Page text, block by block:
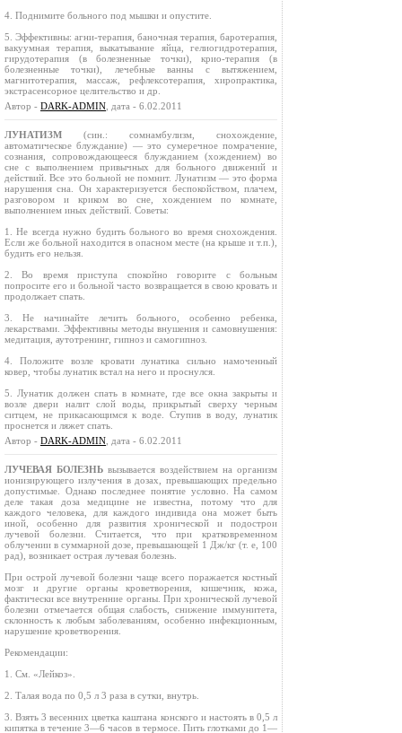
4. Поднимите больного под мышки и опустите.
5. Эффективны: агни-терапия, баночная терапия, баротерапия,
вакуумная терапия, выкатывание яйца, гелиогидротерапия,
гирудотерапия (в болезненные точки), крио-терапия (в
болезненные точки), лечебные ванны с вытяжением,
магнитотерапия, массаж, рефлексотерапия, хиропрактика,
экстрасенсорное целительство и др.
Автор - DARK-ADMIN , дата - 6.02.2011
ЛУНАТИЗМ (син.: сомнамбулизм, снохождение,
автоматическое блуждание) — это сумеречное помрачение,
сознания, сопровождающееся блужданием (хождением) во
сне с выполнением привычных для больного движений и
действий. Все это больной не помнит. Лунатизм — это форма
нарушения сна. Он характеризуется беспокойством, плачем,
разговором и криком во сне, хождением по комнате,
выполнением иных действий. Советы:
1. Не всегда нужно будить больного во время снохождения.
Если же больной находится в опасном месте (на крыше и т.п.),
будить его нельзя.
2. Во время приступа спокойно говорите с больным
попросите его и больной часто возвращается в свою кровать и
продолжает спать.
3. Не начинайте лечить больного, особенно ребенка,
лекарствами. Эффективны методы внушения и самовнушения:
медитация, аутотренинг, гипноз и самогипноз.
4. Положите возле кровати лунатика сильно намоченный
ковер, чтобы лунатик встал на него и проснулся.
5. Лунатик должен спать в комнате, где все окна закрыты и
возле двери налит слой воды, прикрытый сверху черным
ситцем, не прикасающимся к воде. Ступив в воду, лунатик
проснется и ляжет спать.
Автор - DARK-ADMIN , дата - 6.02.2011
ЛУЧЕВАЯ БОЛЕЗНЬ вызывается воздействием на организм
ионизирующего излучения в дозах, превышающих предельно
допустимые. Однако последнее поня­тие условно. На самом
деле такая доза медицине не известна, потому что для
каждого человека, для каждого индивида она может быть
иной, особенно для развития хронической и подострои
лучевой болезни. Считается, что при кратковременном
облучении в суммарной дозе, превышающей 1 Дж/кг (т. е, 100
рад), возникает острая лучевая болезнь.
При острой лучевой болезни чаще всего поражается костный
мозг и другие органы кроветворения, кишечник, кожа,
фактически все внутренние органы. При хронической лучевой
болезни отмечается общая слабость, снижение иммунитета,
склонность к любым заболеваниям, особенно инфекционным,
нарушение кроветворения.
Рекомендации:
1. См. «Лейкоз».
2. Талая вода по 0,5 л 3 раза в сутки, внутрь.
3. Взять 3 весенних цветка каштана конского и настоять в 0,5 л
кипятка в течение 3—6 часов в термосе. Пить глотками до 1—